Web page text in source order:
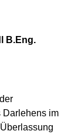
B.Eng.
Darlehens im